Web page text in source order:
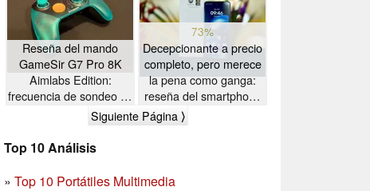
Reseña del mando
GameSir G7 Pro 8K
Aimlabs Edition:
frecuencia de sondeo de
8K a un precio asequible
73%
Decepcionante a precio
completo, pero merece
la pena como ganga:
reseña del smartphone
Motorola Moto G47
Siguiente Página ⟩
Top 10 Análisis
» Top 10 Portátiles Multimedia